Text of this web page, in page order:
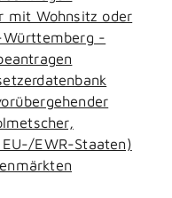
mit Wohnsitz oder
Württemberg -
EWR-Staaten)